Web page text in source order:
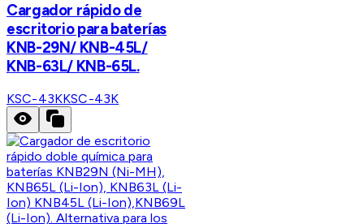
Cargador rápido de
escritorio para baterías
KNB-29N/ KNB-45L/
KNB-63L/ KNB-65L.
KSC-43KKSC-43K